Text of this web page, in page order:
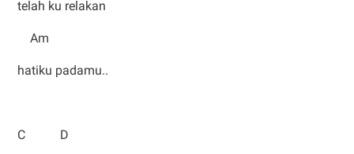
telah ku relakan
Am
hatiku padamu..
C D